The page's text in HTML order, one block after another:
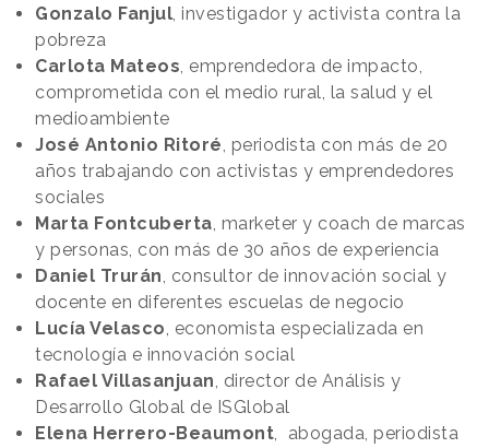
Gonzalo Fanjul, investigador y activista contra la
pobreza
Carlota Mateos, emprendedora de impacto,
comprometida con el medio rural, la salud y el
medioambiente
José Antonio Ritoré, periodista con más de 20
años trabajando con activistas y emprendedores
sociales
Marta Fontcuberta, marketer y coach de marcas
y personas, con más de 30 años de experiencia
Daniel Trurán, consultor de innovación social y
docente en diferentes escuelas de negocio
Lucía Velasco, economista especializada en
tecnología e innovación social
Rafael Villasanjuan, director de Análisis y
Desarrollo Global de ISGlobal
Elena Herrero-Beaumont, abogada, periodista